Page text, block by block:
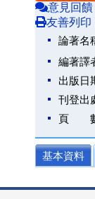
意見回饋
友善列印
論著名
編著譯
出版日
刊登出
頁 數
基本資料